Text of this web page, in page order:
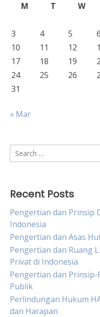
M T W
3
4 5 6
10
11 12
17
18 19
24
25 26
31
« Mar
Search
for:
Recent Posts
Pengertian dan Prinsip
Indonesia
Pengertian dan Asas
Pengertian dan Ruang
Privat di Indonesia
Pengertian dan
Publik
Perlindungan Hukum
dan Harapan